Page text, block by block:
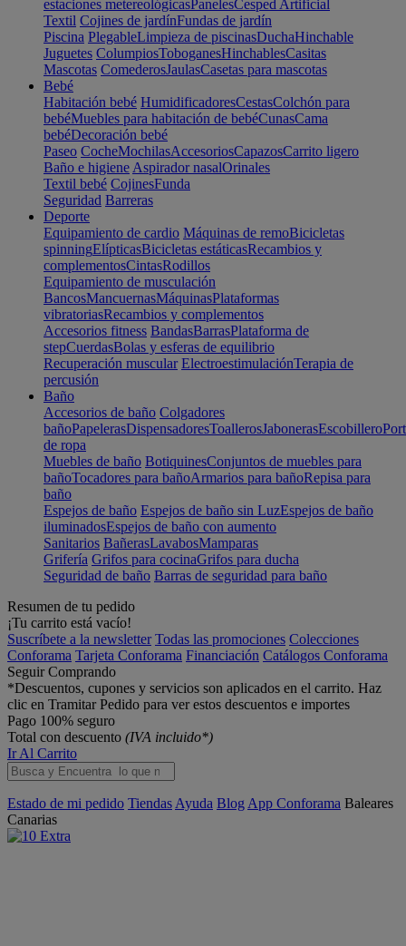
estaciones metereológicasPanelesCesped Artificial
Textil Cojines de jardínFundas de jardín
Piscina PlegableLimpieza de piscinasDuchaHinchable
Juguetes ColumpiosToboganesHinchablesCasitas
Mascotas ComederosJaulasCasetas para mascotas
Bebé
Habitación bebé HumidificadoresCestasColchón para
bebéMuebles para habitación de bebéCunasCama
bebéDecoración bebé
Paseo CocheMochilasAccesoriosCapazosCarrito ligero
Baño e higiene Aspirador nasalOrinales
Textil bebé CojinesFunda
Seguridad Barreras
Deporte
Equipamiento de cardio Máquinas de remoBicicletas
spinningElípticasBicicletas estáticasRecambios y
complementosCintasRodillos
Equipamiento de musculación
BancosMancuernasMáquinasPlataformas
vibratoriasRecambios y complementos
Accesorios fitness BandasBarrasPlataforma de
stepCuerdasBolas y esferas de equilibrio
Recuperación muscular ElectroestimulaciónTerapia de
percusión
Baño
Accesorios de baño Colgadores
bañoPapelerasDispensadoresToallerosJabonerasEscobillero
de ropa
Muebles de baño BotiquinesConjuntos de muebles para
bañoTocadores para bañoArmarios para bañoRepisa para
baño
Espejos de baño Espejos de baño sin LuzEspejos de baño
iluminadosEspejos de baño con aumento
Sanitarios BañerasLavabosMamparas
Grifería Grifos para cocinaGrifos para ducha
Seguridad de baño Barras de seguridad para baño
Resumen de tu pedido
¡Tu carrito está vacío!
Suscríbete a la newsletter Todas las promociones Colecciones
Conforama Tarjeta Conforama Financiación Catálogos Conforama
Seguir Comprando
*Descuentos, cupones y servicios son aplicados en el carrito. Haz
clic en Tramitar Pedido para ver estos descuentos e importes
Pago 100% seguro
Total con descuento (IVA incluido*)
Ir Al Carrito
Estado de mi pedido Tiendas Ayuda Blog App Conforama Baleares
Canarias